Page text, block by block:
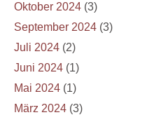
Oktober 2024 (3)
September 2024 (3)
Juli 2024 (2)
Juni 2024 (1)
Mai 2024 (1)
März 2024 (3)